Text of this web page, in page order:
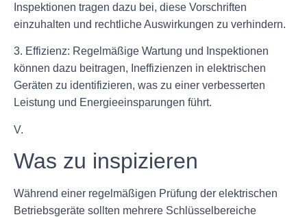
Inspektionen tragen dazu bei, diese Vorschriften
einzuhalten und rechtliche Auswirkungen zu verhindern.
3. Effizienz: Regelmäßige Wartung und Inspektionen
können dazu beitragen, Ineffizienzen in elektrischen
Geräten zu identifizieren, was zu einer verbesserten
Leistung und Energieeinsparungen führt.
V.
Was zu inspizieren
Während einer regelmäßigen Prüfung der elektrischen
Betriebsgeräte sollten mehrere Schlüsselbereiche